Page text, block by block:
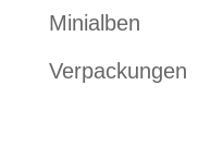
Minialben
Verpackungen